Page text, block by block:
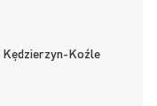
Kędzierzyn-Koźle